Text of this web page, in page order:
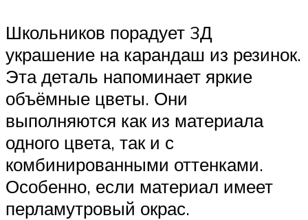
Школьников порадует 3Д
украшение на карандаш из резинок.
Эта деталь напоминает яркие
объёмные цветы. Они
выполняются как из материала
одного цвета, так и с
комбинированными оттенками.
Особенно, если материал имеет
перламутровый окрас.